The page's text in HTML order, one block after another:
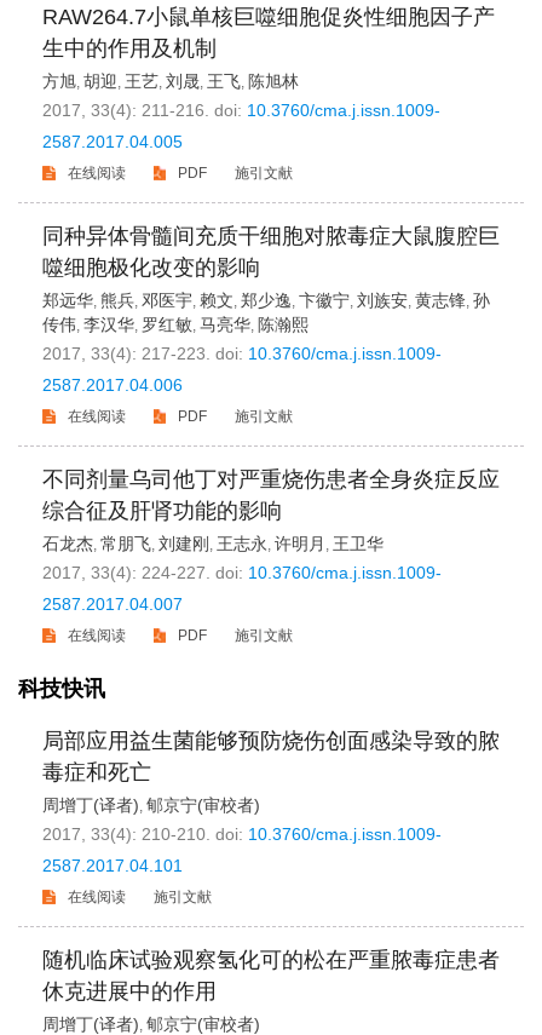
RAW264.7小鼠单核巨噬细胞促炎性细胞因子产
生中的作用及机制
方旭, 胡迎, 王艺, 刘晟, 王飞, 陈旭林
2017, 33(4): 211-216. doi: 10.3760/cma.j.issn.1009-
2587.2017.04.005
在线阅读 PDF 施引文献
同种异体骨髓间充质干细胞对脓毒症大鼠腹腔巨
噬细胞极化改变的影响
郑远华, 熊兵, 邓医宇, 赖文, 郑少逸, 卞徽宁, 刘族安, 黄志锋, 孙
传伟, 李汉华, 罗红敏, 马亮华, 陈瀚熙
2017, 33(4): 217-223. doi: 10.3760/cma.j.issn.1009-
2587.2017.04.006
在线阅读 PDF 施引文献
不同剂量乌司他丁对严重烧伤患者全身炎症反应
综合征及肝肾功能的影响
石龙杰, 常朋飞, 刘建刚 , 王志永 , 许明月 , 王卫华
2017, 33(4): 224-227. doi: 10.3760/cma.j.issn.1009-
2587.2017.04.007
在线阅读 PDF 施引文献
科技快讯
局部应用益生菌能够预防烧伤创面感染导致的脓
毒症和死亡
周增丁(译者), 郇京宁(审校者)
2017, 33(4): 210-210. doi: 10.3760/cma.j.issn.1009-
2587.2017.04.101
在线阅读 施引文献
随机临床试验观察氢化可的松在严重脓毒症患者
休克进展中的作用
周增丁(译者), 郇京宁(审校者)